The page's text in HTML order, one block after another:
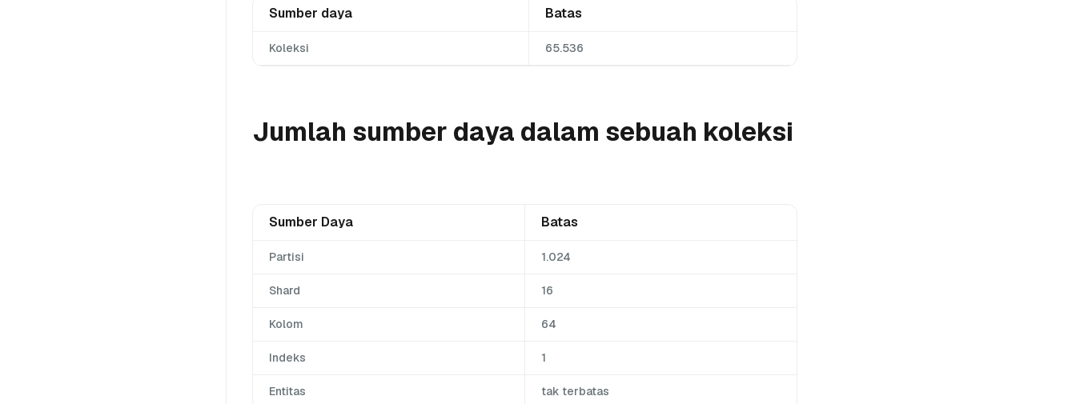
Sumber daya Batas
Koleksi 65.536
Jumlah sumber daya dalam sebuah koleksi
Sumber Daya Batas
Partisi 1.024
Shard 16
Kolom 64
Indeks 1
Entitas tak terbatas